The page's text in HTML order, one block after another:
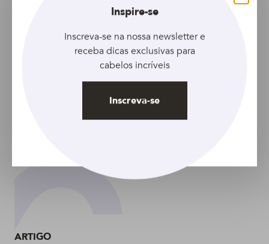
ARTIGO
Fechar
Inspire-se
Inscreva-se na nossa newsletter e
receba dicas exclusivas para
cabelos incríveis
Inscreva-se